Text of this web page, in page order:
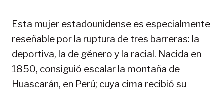
Esta mujer estadounidense es especialmente
reseñable por la ruptura de tres barreras: la
deportiva, la de género y la racial. Nacida en
1850, consiguió escalar la montaña de
Huascarán, en Perú; cuya cima recibió su